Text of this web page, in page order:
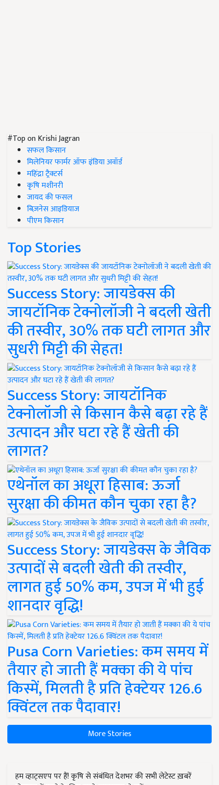
#Top on Krishi Jagran
सफल किसान
मिलेनियर फार्मर ऑफ इंडिया अवॉर्ड
महिंद्रा ट्रैक्टर्स
कृषि मशीनरी
जायद की फसल
बिज़नेस आइडियाज
पीएम किसान
Top Stories
Success Story: जायडेक्स की
जायटॉनिक टेक्नोलॉजी ने बदली खेती
की तस्वीर, 30% तक घटी लागत और
सुधरी मिट्टी की सेहत!
Success Story: जायटॉनिक
टेक्नोलॉजी से किसान कैसे बढ़ा रहे हैं
उत्पादन और घटा रहे हैं खेती की
लागत?
एथेनॉल का अधूरा हिसाब: ऊर्जा
सुरक्षा की कीमत कौन चुका रहा है?
Success Story: जायडेक्स के जैविक
उत्पादों से बदली खेती की तस्वीर,
लागत हुई 50% कम, उपज में भी हुई
शानदार वृद्धि!
Pusa Corn Varieties: कम समय में
तैयार हो जाती हैं मक्का की ये पांच
किस्में, मिलती है प्रति हेक्टेयर 126.6
क्विंटल तक पैदावार!
More Stories
हम व्हाट्सएप पर हैं! कृषि से संबंधित देशभर की सभी लेटेस्ट ख़बरें